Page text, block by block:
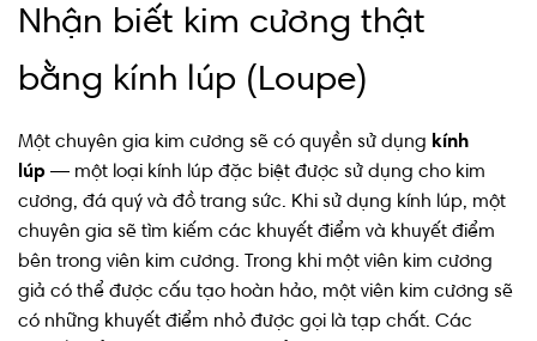
Nhận biết kim cương thật
bằng kính lúp (Loupe)
Một chuyên gia kim cương sẽ có quyền sử dụng kính
lúp — một loại kính lúp đặc biệt được sử dụng cho kim
cương, đá quý và đồ trang sức. Khi sử dụng kính lúp, một
chuyên gia sẽ tìm kiếm các khuyết điểm và khuyết điểm
bên trong viên kim cương. Trong khi một viên kim cương
giả có thể được cấu tạo hoàn hảo, một viên kim cương sẽ
có những khuyết điểm nhỏ được gọi là tạp chất. Các